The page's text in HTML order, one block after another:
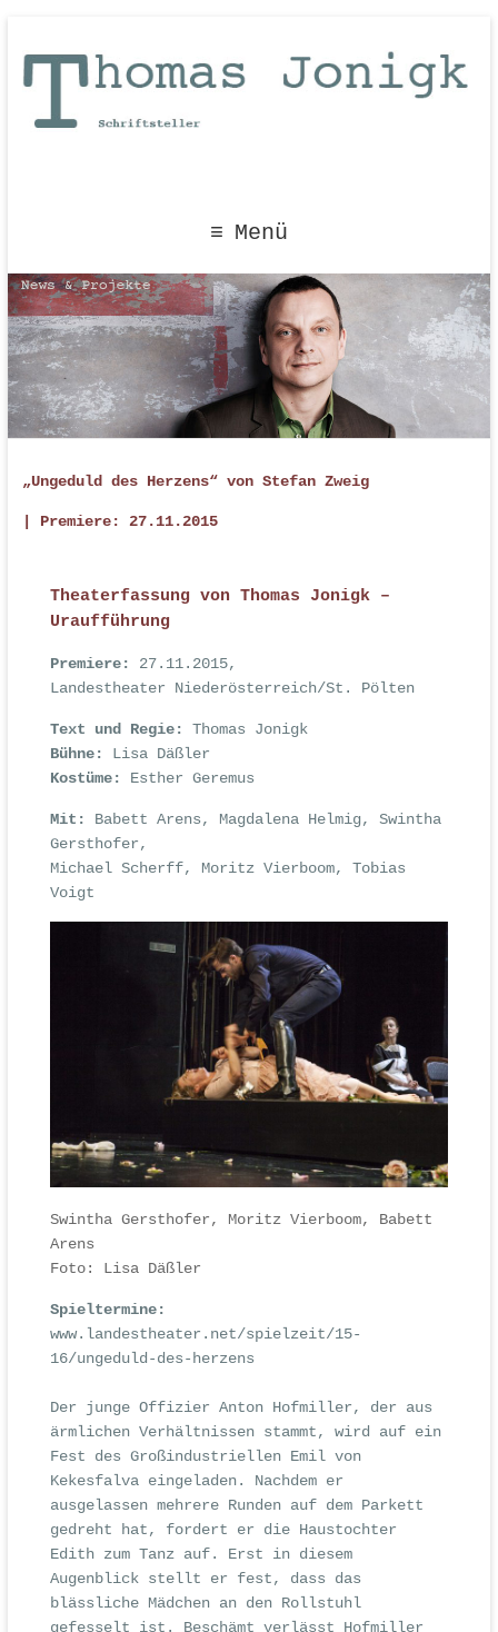
Menü
„Ungeduld des Herzens“ von Stefan Zweig
| Premiere: 27.11.2015
Theaterfassung von Thomas Jonigk –
Uraufführung
Premiere: 27.11.2015,
Landestheater Niederösterreich/St. Pölten
Text und Regie: Thomas Jonigk
Bühne: Lisa Däßler
Kostüme: Esther Geremus
Mit: Babett Arens, Magdalena Helmig, Swintha
Gersthofer,
Michael Scherff, Moritz Vierboom, Tobias
Voigt
Swintha Gersthofer, Moritz Vierboom, Babett
Arens
Foto: Lisa Däßler
Spieltermine:
www.landestheater.net/spielzeit/15-
16/ungeduld-des-herzens
Der junge Offizier Anton Hofmiller, der aus
ärmlichen Verhältnissen stammt, wird auf ein
Fest des Großindustriellen Emil von
Kekesfalva eingeladen. Nachdem er
ausgelassen mehrere Runden auf dem Parkett
gedreht hat, fordert er die Haustochter
Edith zum Tanz auf. Erst in diesem
Augenblick stellt er fest, dass das
blässliche Mädchen an den Rollstuhl
gefesselt ist. Beschämt verlässt Hofmiller